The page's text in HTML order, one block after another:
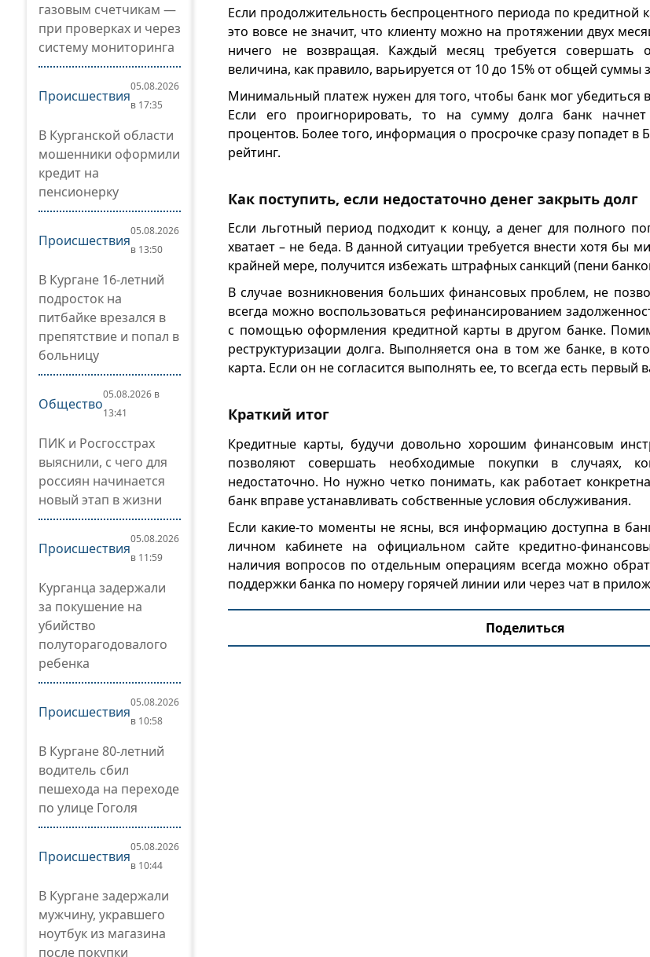
газовым счетчикам —
при проверках и через
систему мониторинга
Происшествия
05.08.2026
в 17:35
В Курганской области
мошенники оформили
кредит на
пенсионерку
Происшествия
05.08.2026
в 13:50
В Кургане 16-летний
подросток на
питбайке врезался в
препятствие и попал в
больницу
Общество
05.08.2026 в
13:41
ПИК и Росгосстрах
выяснили, с чего для
россиян начинается
новый этап в жизни
Происшествия
05.08.2026
в 11:59
Курганца задержали
за покушение на
убийство
полуторагодовалого
ребенка
Происшествия
05.08.2026
в 10:58
В Кургане 80-летний
водитель сбил
пешехода на переходе
по улице Гоголя
Происшествия
05.08.2026
в 10:44
В Кургане задержали
мужчину, укравшего
ноутбук из магазина
после покупки
Если продолжительность беспроцентного периода по кредитной
это вовсе не значит, что клиенту можно на протяжении двух
ничего не возвращая. Каждый месяц требуется совершать
величина, как правило, варьируется от 10 до 15% от общей суммы
Минимальный платеж нужен для того, чтобы банк мог убедиться
Если его проигнорировать, то на сумму долга банк
процентов. Более того, информация о просрочке сразу попадет в
рейтинг.
Как поступить, если недостаточно денег закрыть долг
Если льготный период подходит к концу, а денег для полного
хватает – не беда. В данной ситуации требуется внести хотя бы
крайней мере, получится избежать штрафных санкций (пени
В случае возникновения больших финансовых проблем, не
всегда можно воспользоваться рефинансированием
с помощью оформления кредитной карты в другом банке.
реструктуризации долга. Выполняется она в том же банке, в
карта. Если он не согласится выполнять ее, то всегда есть первый
Краткий итог
Кредитные карты, будучи довольно хорошим финансовым
позволяют совершать необходимые покупки в случаях,
недостаточно. Но нужно четко понимать, как работает
банк вправе устанавливать собственные условия обслуживания.
Если какие-то моменты не ясны, вся информацию доступна в
личном кабинете на официальном сайте кредитно-
наличия вопросов по отдельным операциям всегда можно
поддержки банка по номеру горячей линии или через чат в
Поделиться